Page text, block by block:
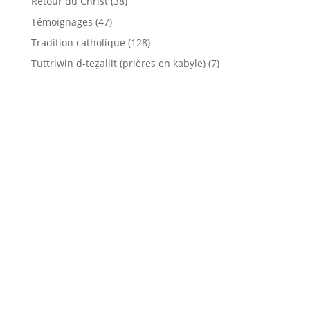
Témoignages (47)
Tradition catholique (128)
Tuttriwin d-teẓallit (prières en kabyle)(7)